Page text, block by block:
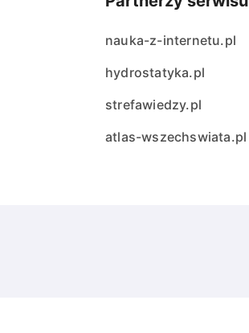
nauka-z-internetu.pl
hydrostatyka.pl
strefawiedzy.pl
atlas-wszechswiata.pl